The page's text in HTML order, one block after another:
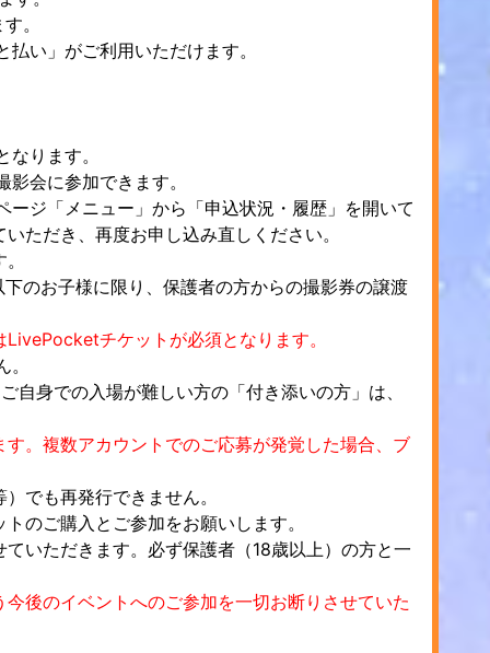
。
い」がご利用いただけます。
ります。
会に参加できます。
ジ「メニュー」から「申込状況・履歴」を開いて
ただき、再度お申し込み直しください。
のお子様に限り、保護者の方からの撮影券の譲渡
チケットが必須となります。
身での入場が難しい方の「付き添いの方」は、
。複数アカウントでのご応募が発覚した場合、ブ
でも再発行できません。
のご購入とご参加をお願いします。
いただきます。必ず保護者（18歳以上）の方と一
後のイベントへのご参加を一切お断りさせていた